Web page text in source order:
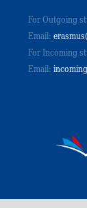
For Outgoing
Email:
For Incoming
Email: